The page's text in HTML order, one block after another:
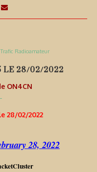
Trafic Radioamateur
LE 28/02/2022
ON4CN
28/02/2022
28, 2022